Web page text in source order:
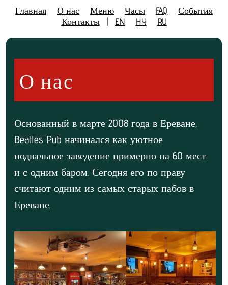
Главная О нас Меню Часы FAQ
События
Контакты
EN HY RU
О нас
Основанный в марте 2008 года в Ереване,
Beatles Pub начинался как уютное
подвальное заведение примерно на 60 мест
и с одним баром. Сегодня его по праву
считают одним из самых старых пабов в
Ереване.